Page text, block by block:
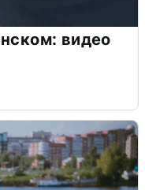
видео